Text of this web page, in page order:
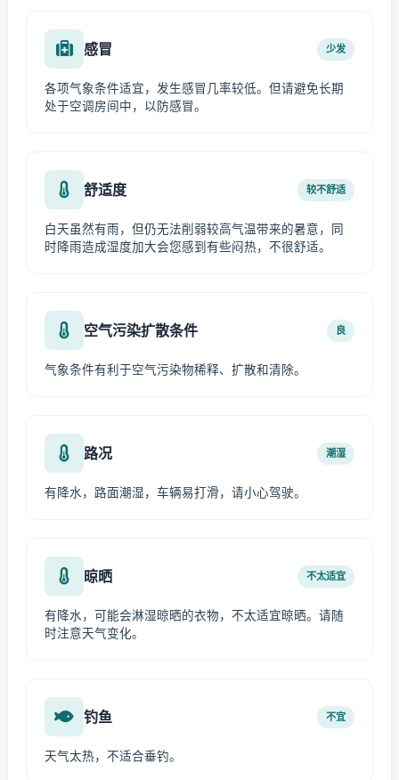
感冒 少发
各项气象条件适宜，发生感冒几率较低。但请避免长期
处于空调房间中，以防感冒。
舒适度 较不舒适
白天虽然有雨，但仍无法削弱较高气温带来的暑意，同
时降雨造成湿度加大会您感到有些闷热，不很舒适。
空气污染扩散条件 良
气象条件有利于空气污染物稀释、扩散和清除。
路况 潮湿
有降水，路面潮湿，车辆易打滑，请小心驾驶。
晾晒 不太适宜
有降水，可能会淋湿晾晒的衣物，不太适宜晾晒。请随
时注意天气变化。
钓鱼 不宜
天气太热，不适合垂钓。